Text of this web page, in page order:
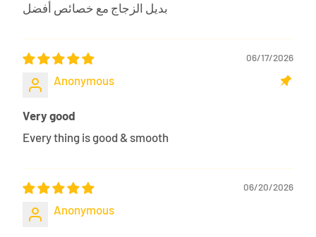
بديل الزجاج مع خصائص أفضل
06/17/2026
Anonymous
Very good
Every thing is good & smooth
06/20/2026
Anonymous